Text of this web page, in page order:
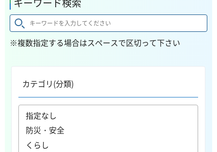
※複数指定する場合はスペースで区切って下さい
カテゴリ(分類)